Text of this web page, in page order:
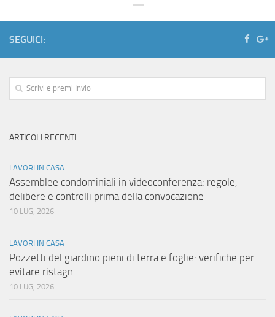
SEGUICI:
ARTICOLI RECENTI
LAVORI IN CASA
Assemblee condominiali in videoconferenza: regole,
delibere e controlli prima della convocazione
10 LUG, 2026
LAVORI IN CASA
Pozzetti del giardino pieni di terra e foglie: verifiche per
evitare ristagn
10 LUG, 2026